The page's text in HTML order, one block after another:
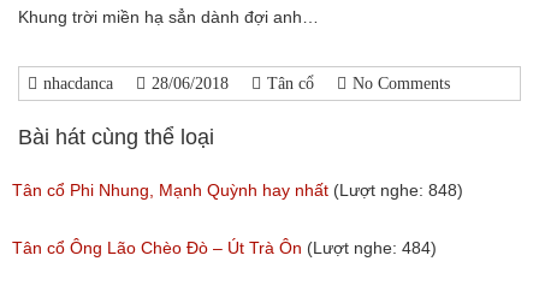
Khung trời miền hạ sẳn dành đợi anh…
nhacdanca 28/06/2018 Tân cổ No Comments
Bài hát cùng thể loại
Tân cổ Phi Nhung, Mạnh Quỳnh hay nhất (Lượt nghe: 848)
Tân cổ Ông Lão Chèo Đò – Út Trà Ôn (Lượt nghe: 484)